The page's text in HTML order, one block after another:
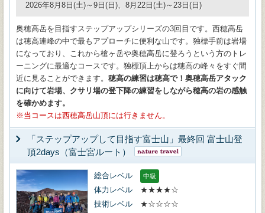
2026年8月8日(土)～9日(日)、8月22日(土)～23日(日)
奥穂高岳を目指すステップアップシリーズの3回目です。西穂高岳
は穂高連峰の中で最もアプローチに便利な山です。独標手前は岩場
になっており、これから槍ヶ岳や奥穂高岳に登ろうという方のトレ
ーニングに最適なコースです。独標頂上からは穂高の峰々をすぐ間
近に見ることができます。 穂高の練習は穂高で！奥穂高岳アタック
に向けて岩場、クサリ場の登下降の練習をしながら穂高の岩の感触
を確かめます。
当コースは西穂高岳山頂には行きません。
「ステップアップして目指す富士山」最終回 富士山登
頂2days（富士宮ルート）
総合レベル 中級
体力レベル
★★★★☆
技術レベル
★☆☆☆☆